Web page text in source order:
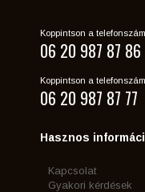
Koppintson a
06 20 987 87 86
Koppintson a
06 20 987 87 77
Hasznos
Kapcsolat
Gyakori kérdések